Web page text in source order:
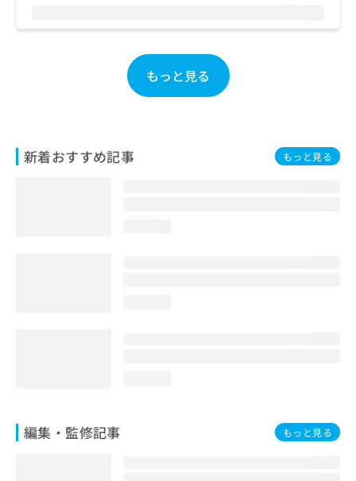
もっと見る
新着おすすめ記事 もっと見る
編集・監修記事 もっと見る
問
ら